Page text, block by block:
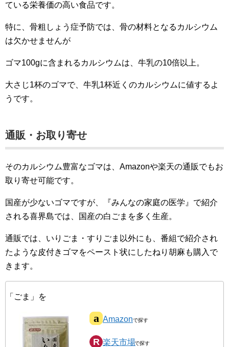
ている栄養価の高い食品です。
特に、骨粗しょう症予防では、骨の材料となるカルシウム
は欠かせませんが
ゴマ100gに含まれるカルシウムは、牛乳の10倍以上。
大さじ1杯のゴマで、牛乳1杯近くのカルシウムに値するよ
うです。
通販・お取り寄せ
そのカルシウム豊富なゴマは、Amazonや楽天の通販でもお
取り寄せ可能です。
国産が少ないゴマですが、『みんなの家庭の医学』で紹介
される喜界島では、国産の白ごまを多く生産。
通販では、いりごま・すりごま以外にも、番組で紹介され
たような皮付きゴマをペースト状にしたねり胡麻も購入で
きます。
「ごま」を
Amazon
楽天市場